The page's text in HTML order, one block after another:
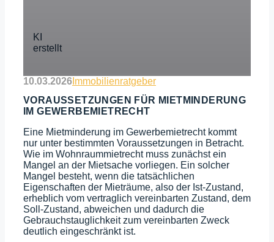
10.03.2026 Immobilienratgeber
VORAUSSETZUNGEN FÜR MIETMINDERUNG
IM GEWERBEMIETRECHT
Eine Mietminderung im Gewerbemietrecht kommt
nur unter bestimmten Voraussetzungen in Betracht.
Wie im Wohnraummietrecht muss zunächst ein
Mangel an der Mietsache vorliegen. Ein solcher
Mangel besteht, wenn die tatsächlichen
Eigenschaften der Mieträume, also der Ist-Zustand,
erheblich vom vertraglich vereinbarten Zustand, dem
Soll-Zustand, abweichen und dadurch die
Gebrauchstauglichkeit zum vereinbarten Zweck
deutlich eingeschränkt ist.